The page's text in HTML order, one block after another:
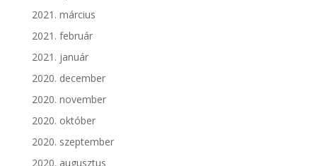
2021. március
2021. február
2021. január
2020. december
2020. november
2020. október
2020. szeptember
2020. augusztus